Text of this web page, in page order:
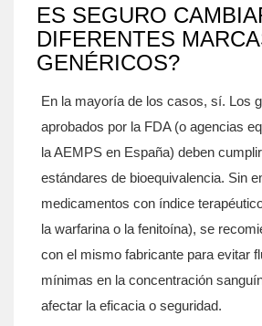
ES SEGURO
DIFERENTES
GENÉRICOS?
En la mayoría de los casos, sí. Los
aprobados por la FDA (o agencias
la AEMPS en España) deben
estándares de bioequivalencia. Sin
medicamentos con índice
la warfarina o la fenitoína), se
con el mismo fabricante para evitar
mínimas en la concentración
afectar la eficacia o seguridad.